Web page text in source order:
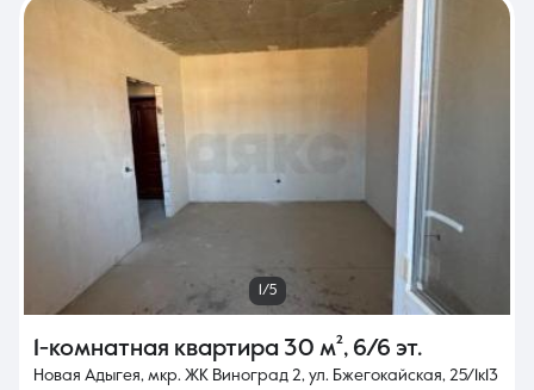
1/5
1-комнатная квартира 30 м², 6/6 эт.
Новая Адыгея, мкр. ЖК Виноград 2, ул. Бжегокайская, 25/1к13